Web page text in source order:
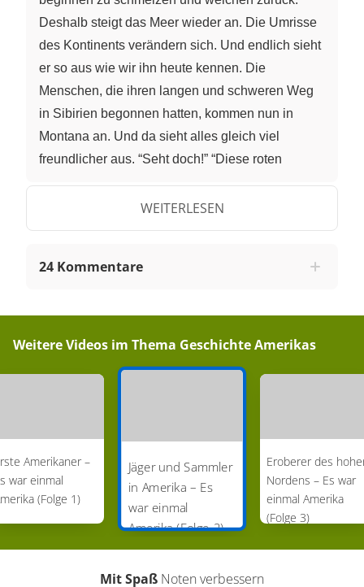
WEITERLESEN
24 Kommentare
Weitere Videos im Thema Geschichte Amerikas
Amerikaner –
war einmal
(Folge 1)
Jäger und Sammler
in Amerika – Es
war einmal
Amerika (Folge 2)
Eroberer des
Nordens – Es war
einmal Amerika
(Folge 3)
Mit Spaß Noten verbessern